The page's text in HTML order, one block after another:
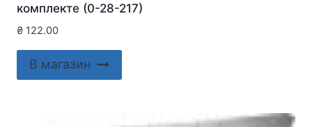
комплекте (0-28-217)
₴ 122.00
В магазин